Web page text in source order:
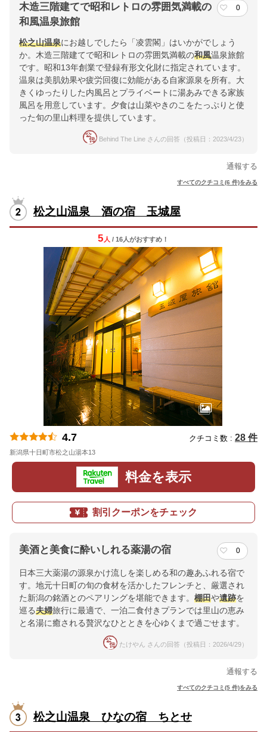
木造三階建てで昭和レトロの雰囲気満載の
和風温泉旅館
0
松之山温泉にお越しでしたら「凌雲閣」はいかがでしょう
か。木造三階建てで昭和レトロの雰囲気満載の和風温泉旅館
です。昭和13年創業で登録有形文化財に指定されています。
温泉は美肌効果や疲労回復に効能がある自家源泉を所有。大
きくゆったりした内風呂とプライベートに湯あみできる家族
風呂を用意しています。夕食は山菜やきのこをたっぷりと使
った旬の里山料理を提供しています。
Behind The Line さんの回答（投稿日：2023/4/23）
通報する
すべてのクチコミ(6 件)をみる
松之山温泉 酒の宿 玉城屋
5 人 / 16人がおすすめ！
4.7 クチコミ数 : 28 件
新潟県十日町市松之山湯本13
料金を表示
割引クーポンをチェック
美酒と美食に酔いしれる薬湯の宿 0
日本三大薬湯の源泉かけ流しを楽しめる和の趣あふれる宿で
す。地元十日町の旬の食材を活かしたフレンチと、厳選され
た新潟の銘酒とのペアリングを堪能できます。 棚田や遺跡を
巡る夫婦旅行に最適で、一泊二食付きプランでは里山の恵み
と名湯に癒される贅沢なひとときを心ゆくまで過ごせます。
たけやん さんの回答（投稿日：2026/4/29）
通報する
すべてのクチコミ(5 件)をみる
松之山温泉 ひなの宿 ちとせ